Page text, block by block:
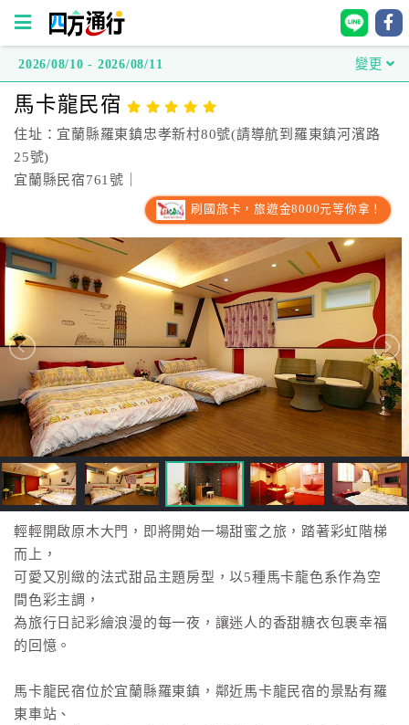
方
通
行
訂
台
灣
直
接
跟
飯
店
訂
房
HOT
特
色
民
2026/08/10 - 2026/08/11 變更
馬卡龍民宿
住址：宜蘭縣羅東鎮忠孝新村80號(請導航到羅東鎮河濱路
25號)
宜蘭縣民宿761號｜
刷國旅卡，旅遊金8000元等你拿！
輕輕開啟原木大門，即將開始一場甜蜜之旅，踏著彩虹階梯
而上，
可愛又別緻的法式甜品主題房型，以5種馬卡龍色系作為空
間色彩主調，
為旅行日記彩繪浪漫的每一夜，讓迷人的香甜糖衣包裹幸福
的回憶。
馬卡龍民宿位於宜蘭縣羅東鎮，鄰近馬卡龍民宿的景點有羅
東車站、